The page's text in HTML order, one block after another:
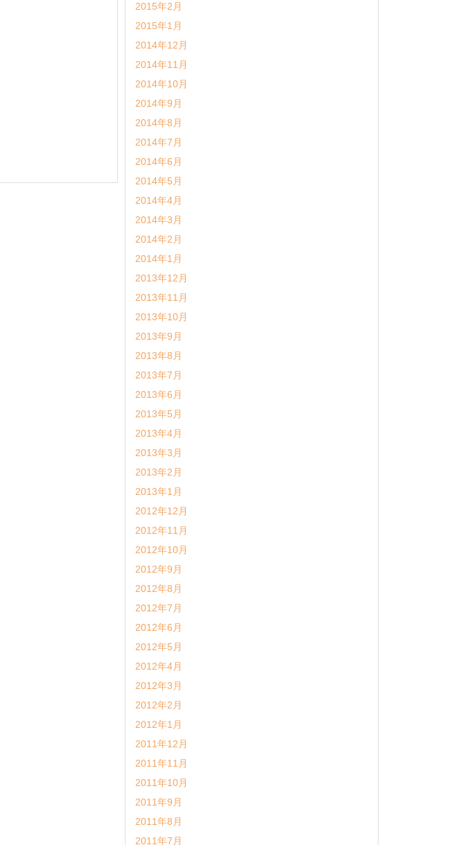
2015年2月
2015年1月
2014年12月
2014年11月
2014年10月
2014年9月
2014年8月
2014年7月
2014年6月
2014年5月
2014年4月
2014年3月
2014年2月
2014年1月
2013年12月
2013年11月
2013年10月
2013年9月
2013年8月
2013年7月
2013年6月
2013年5月
2013年4月
2013年3月
2013年2月
2013年1月
2012年12月
2012年11月
2012年10月
2012年9月
2012年8月
2012年7月
2012年6月
2012年5月
2012年4月
2012年3月
2012年2月
2012年1月
2011年12月
2011年11月
2011年10月
2011年9月
2011年8月
2011年7月